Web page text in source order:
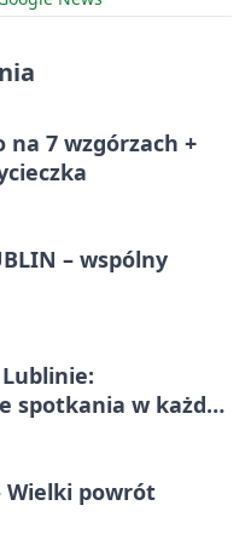
na 7 wzgórzach +
– wspólny
spotkania w każdą
Wielki powrót